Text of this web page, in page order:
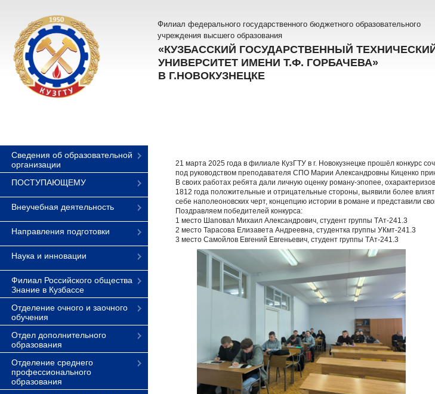
Филиал федерального государственного бюджетного образовательного
учреждения высшего образования
«КУЗБАССКИЙ ГОСУДАРСТВЕННЫЙ
УНИВЕРСИТЕТ ИМЕНИ Т.Ф. ГОРБАЧЕВА»
В Г.НОВОКУЗНЕЦКЕ
Сведения об образовательной
организации
ПОСТУПАЮЩЕМУ
Внеучебная деятельность
Направления подготовки
Наука и инновации
Филиал Российского общества
Знание в Кузбассе
Отделение очного и заочного
обучения
Отдел дополнительного
образования
Отделение среднего
профессионального
образования
21 марта 2025 года в филиале КузГТУ в г. Новокузнецке прошёл конкурс
под руководством преподавателя СПО Марии Александровны Киценко
В своих работах ребята дали личную оценку роману-эпопее,
1812 года положительные и отрицательные стороны, выявили более
себе наполеоновских черт, концепцию истории в романе и представили
Поздравляем победителей конкурса:
1 место Шаповал Михаил Александрович, студент группы ТАт-241.3
2 место Тарасова Елизавета Андреевна, студентка группы УКмт-241.3
3 место Самойлов Евгений Евгеньевич, студент группы ТАт-241.3